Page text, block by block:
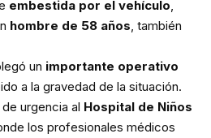
embestida por el vehículo
hombre de 58 años , también
un importante operativo
a la gravedad de la situación.
urgencia al Hospital de Niños
los profesionales médicos